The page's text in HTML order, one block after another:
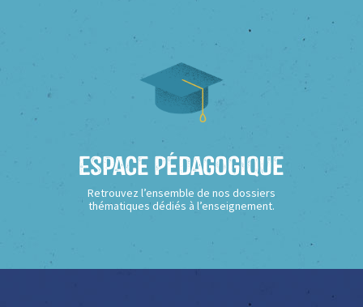
Espace Pédagogique
Retrouvez l’ensemble de nos dossiers
thématiques dédiés à l’enseignement.